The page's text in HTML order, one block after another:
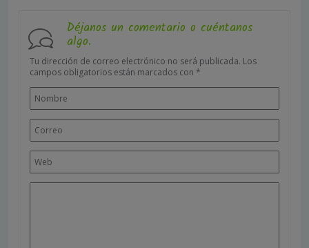
Déjanos un comentario o cuéntanos
algo.
Tu dirección de correo electrónico no será publicada. Los
campos obligatorios están marcados con *